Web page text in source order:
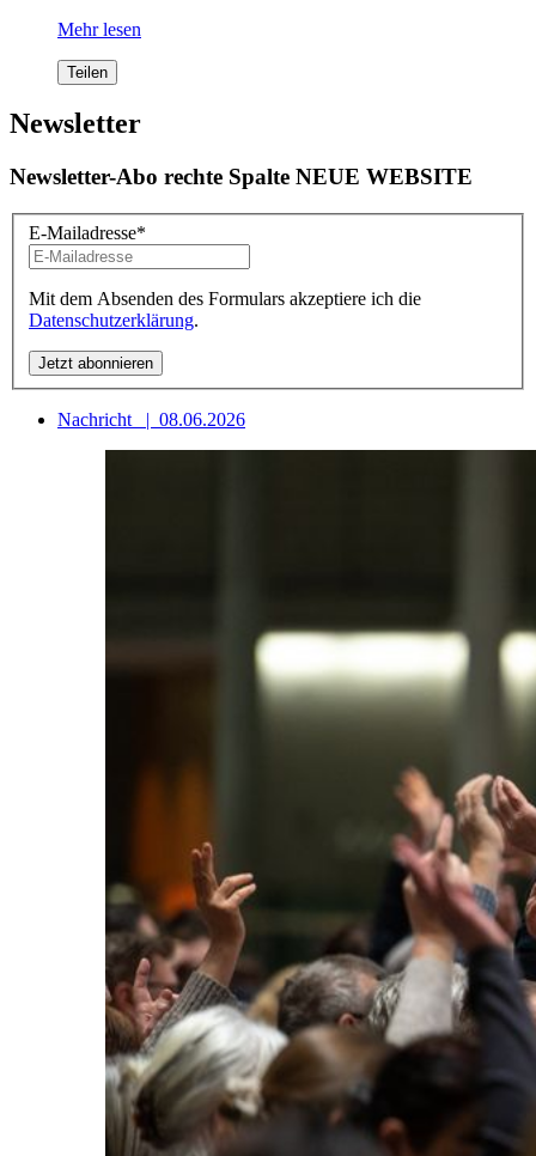
Mehr lesen
Teilen
Newsletter
Newsletter-Abo rechte Spalte NEUE WEBSITE
E-Mailadresse*
Mit dem Absenden des Formulars akzeptiere ich die
Datenschutzerklärung.
Nachricht | 08.06.2026